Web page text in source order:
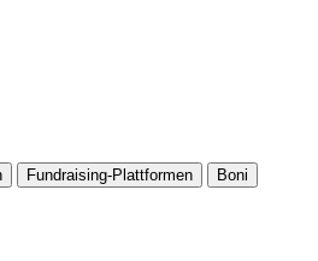
Fundraising-Plattformen Boni